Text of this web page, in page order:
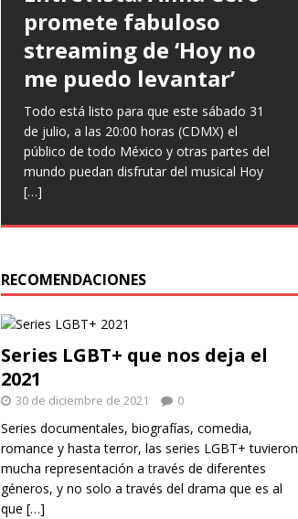
promete fabuloso
streaming de ‘Hoy no
me puedo levantar’
Todo está listo para que este sábado 31
de julio, a las 20:00 horas (CDMX) el
público de todo México y otras partes del
mundo puedan disfrutar del musical Hoy
[…]
Goto expresa que
‘Nuestro amor es arte’
en nuevo sencillo
Entrevista Divagadas por Richard Osuna
(IG: @beepbeeprichiemx)Fotografías:
Cortesía Nuestro amor es arte es el
nuevo sencillo de Paulina Goto en la
escena musical y a través del cual busca
Prometen risas con
‘Infieles’, una obra
llena de enredos
Este miércoles llega una nueva función de
la comedia teatral Infieles, historia que
promete Chapu Garza, uno de los actores
que forman parte de la obra, identificará a
hombres y
RECOMENDACIONES
Series LGBT+ que nos deja el
2021
30 de diciembre de 2021 0
Series documentales, biografías, comedia,
romance y hasta terror, las series LGBT+ tuvieron
mucha representación a través de diferentes
géneros, y no solo a través del drama que es al
que […]